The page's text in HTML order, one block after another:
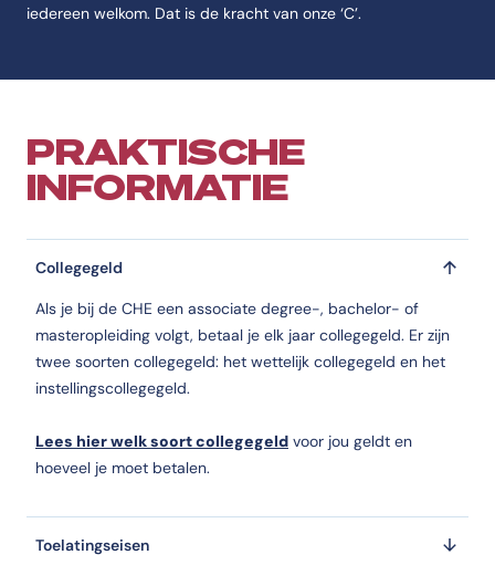
iedereen welkom. Dat is de kracht van onze ‘C’.
PRAKTISCHE
INFORMATIE
Collegegeld
Als je bij de CHE een associate degree-, bachelor- of
masteropleiding volgt, betaal je elk jaar collegegeld. Er zijn
twee soorten collegegeld: het wettelijk collegegeld en het
instellingscollegegeld.
Lees hier welk soort collegegeld voor jou geldt en
hoeveel je moet betalen.
Toelatingseisen